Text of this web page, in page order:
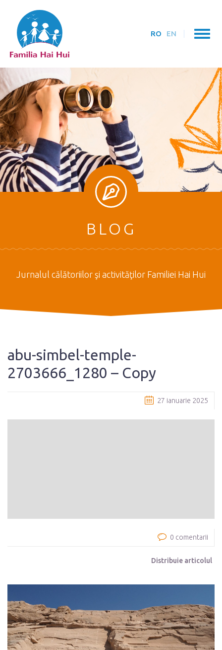
RO EN
BLOG
Jurnalul călătoriilor şi activităţilor Familiei Hai Hui
abu-simbel-temple-
2703666_1280 – Copy
27 ianuarie 2025
0 comentarii
Distribuie articolul